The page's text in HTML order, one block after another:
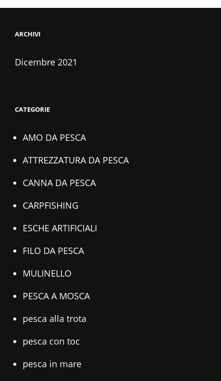
MARE?
ARCHIVI
Dicembre 2021
CATEGORIE
AMO DA PESCA
ATTREZZATURA DA PESCA
CANNA DA PESCA
CARPFISHING
ESCHE ARTIFICIALI
FILO DA PESCA
MULINELLO
PESCA A MOSCA
pesca alla trota
pesca con toc
pesca in mare